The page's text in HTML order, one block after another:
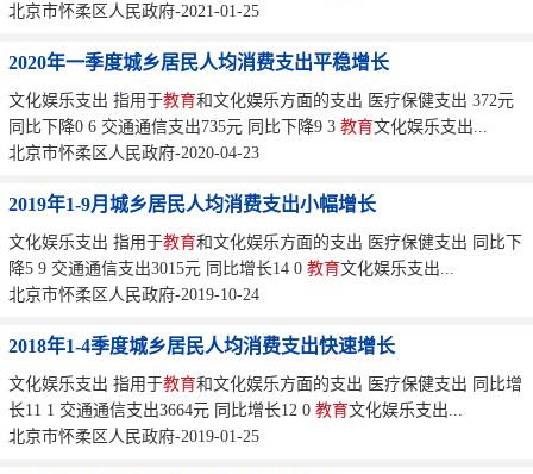
北京市怀柔区人民政府-2021-01-25
2020年一季度城乡居民人均消费支出平稳增长
文化娱乐支出 指用于教育和文化娱乐方面的支出 医疗保健支出 372元
同比下降0 6 交通通信支出735元 同比下降9 3 教育文化娱乐支出...
北京市怀柔区人民政府-2020-04-23
2019年1-9月城乡居民人均消费支出小幅增长
文化娱乐支出 指用于教育和文化娱乐方面的支出 医疗保健支出 同比下
降5 9 交通通信支出3015元 同比增长14 0 教育文化娱乐支出...
北京市怀柔区人民政府-2019-10-24
2018年1-4季度城乡居民人均消费支出快速增长
文化娱乐支出 指用于教育和文化娱乐方面的支出 医疗保健支出 同比增
长11 1 交通通信支出3664元 同比增长12 0 教育文化娱乐支出...
北京市怀柔区人民政府-2019-01-25